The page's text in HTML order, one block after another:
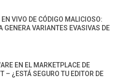
VIVO DE CÓDIGO MALICIOSO:
GENERA VARIANTES EVASIVAS DE
EN EL MARKETPLACE DE
– ¿ESTÁ SEGURO TU EDITOR DE